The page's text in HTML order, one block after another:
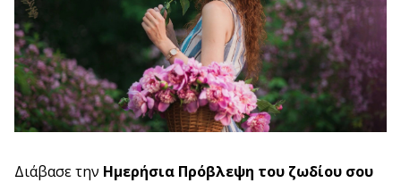
Διάβασε την Ημερήσια Πρόβλεψη του ζωδίου σου